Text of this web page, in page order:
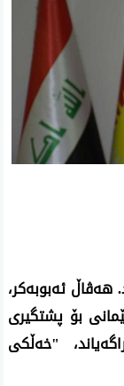
30ی کانونی دووەمی 2026، د. هەڤاڵ ئەبوبەکر،
بۆ پشتگیری
"خەڵکی